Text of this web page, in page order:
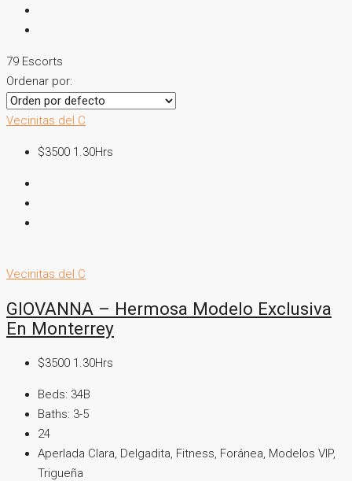
79 Escorts
Ordenar por:
Vecinitas del C
$3500 1.30Hrs
Vecinitas del C
GIOVANNA – Hermosa Modelo Exclusiva
En Monterrey
$3500 1.30Hrs
Beds: 34B
Baths: 3-5
24
Aperlada Clara, Delgadita, Fitness, Foránea, Modelos VIP,
Trigueña